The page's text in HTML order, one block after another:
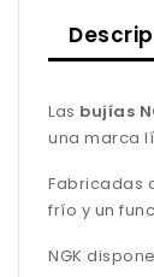
Las bujías
una marca
Fabricadas
frío y un
NGK